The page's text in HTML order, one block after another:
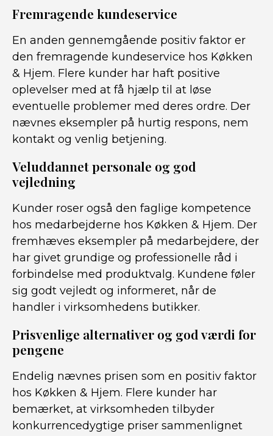
Fremragende kundeservice
En anden gennemgående positiv faktor er
den fremragende kundeservice hos Køkken
& Hjem. Flere kunder har haft positive
oplevelser med at få hjælp til at løse
eventuelle problemer med deres ordre. Der
nævnes eksempler på hurtig respons, nem
kontakt og venlig betjening.
Veluddannet personale og god
vejledning
Kunder roser også den faglige kompetence
hos medarbejderne hos Køkken & Hjem. Der
fremhæves eksempler på medarbejdere, der
har givet grundige og professionelle råd i
forbindelse med produktvalg. Kundene føler
sig godt vejledt og informeret, når de
handler i virksomhedens butikker.
Prisvenlige alternativer og god værdi for
pengene
Endelig nævnes prisen som en positiv faktor
hos Køkken & Hjem. Flere kunder har
bemærket, at virksomheden tilbyder
konkurrencedygtige priser sammenlignet